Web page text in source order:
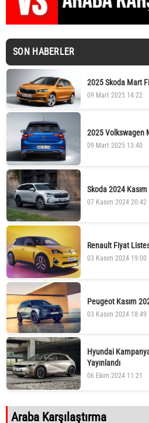
SON HABERLER
2025 Skoda Mart
09 Mart 2025 14:22
2025 Volkswagen
09 Mart 2025 13:40
Skoda 2024
07 Kasım 2024 20:42
Renault Fiyat
03 Kasım 2024 19:00
Peugeot Kasım
03 Kasım 2024 18:49
Hyundai
Yayınlandı
06 Ekim 2024 11:21
Araba Karşılaştırma